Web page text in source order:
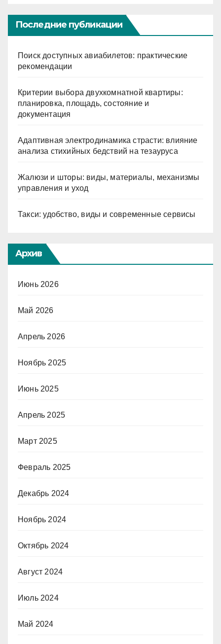
Последние публикации
Поиск доступных авиабилетов: практические
рекомендации
Критерии выбора двухкомнатной квартиры:
планировка, площадь, состояние и
документация
Адаптивная электродинамика страсти: влияние
анализа стихийных бедствий на тезауруса
Жалюзи и шторы: виды, материалы, механизмы
управления и уход
Такси: удобство, виды и современные сервисы
Архив
Июнь 2026
Май 2026
Апрель 2026
Ноябрь 2025
Июнь 2025
Апрель 2025
Март 2025
Февраль 2025
Декабрь 2024
Ноябрь 2024
Октябрь 2024
Август 2024
Июль 2024
Май 2024